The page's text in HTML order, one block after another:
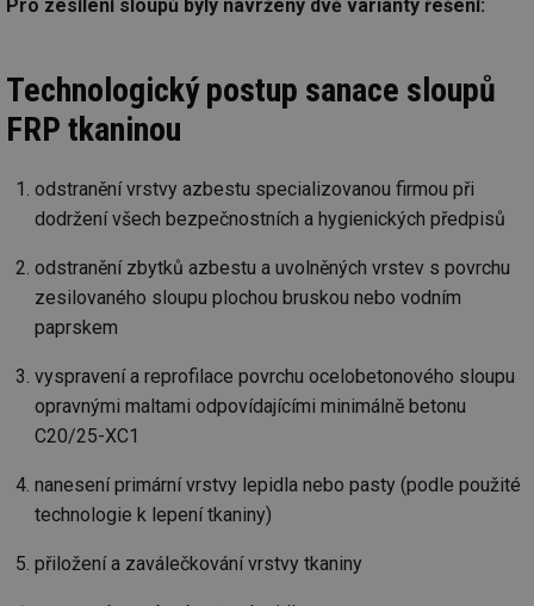
Pro zesílení sloupů byly navrženy dvě varianty řešení:
Technologický postup sanace sloupů
FRP tkaninou
odstranění vrstvy azbestu specializovanou firmou při
dodržení všech bezpečnostních a hygienických předpisů
odstranění zbytků azbestu a uvolněných vrstev s povrchu
zesilovaného sloupu plochou bruskou nebo vodním
paprskem
vyspravení a reprofilace povrchu ocelobetonového sloupu
opravnými maltami odpovídajícími minimálně betonu
C20/25-XC1
nanesení primární vrstvy lepidla nebo pasty (podle použité
technologie k lepení tkaniny)
přiložení a zaválečkování vrstvy tkaniny